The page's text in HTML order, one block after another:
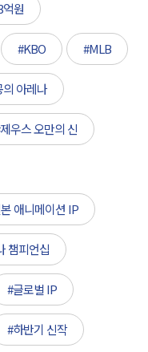
원
#KBO #MLB
아레나
우스 오만의 신
애니메이션 IP
챔피언십
#글로벌 IP
#하반기 신작